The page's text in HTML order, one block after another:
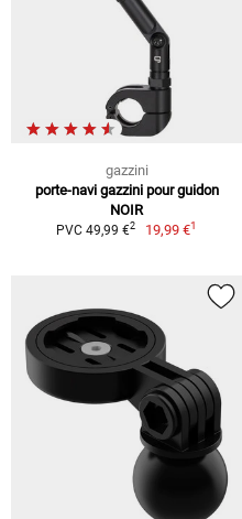
gazzini
porte-navi gazzini pour guidon
NOIR
PVC 49,99 €2 19,99 €1